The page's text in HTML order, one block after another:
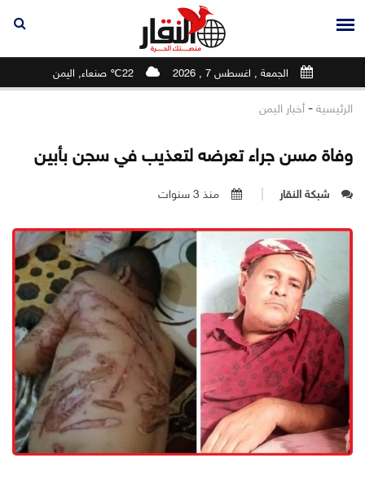
الجمعة , اغسطس 7 , 2026 22℃ صنعاء, اليمن
الرئيسية - أخبار اليمن
وفاة مسن جراء تعرضه لتعذيب في سجن بأبين
شبكة النقار منذ 3 سنوات